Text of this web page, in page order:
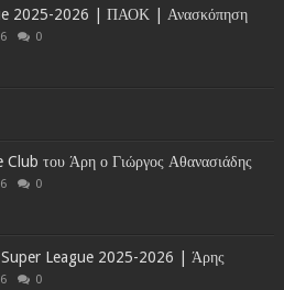
2025-2026 | ΠΑΟΚ | Ανασκόπηση
0
του Άρη ο Γιώργος Αθανασιάδης
0
Super League 2025-2026 | Άρης
0